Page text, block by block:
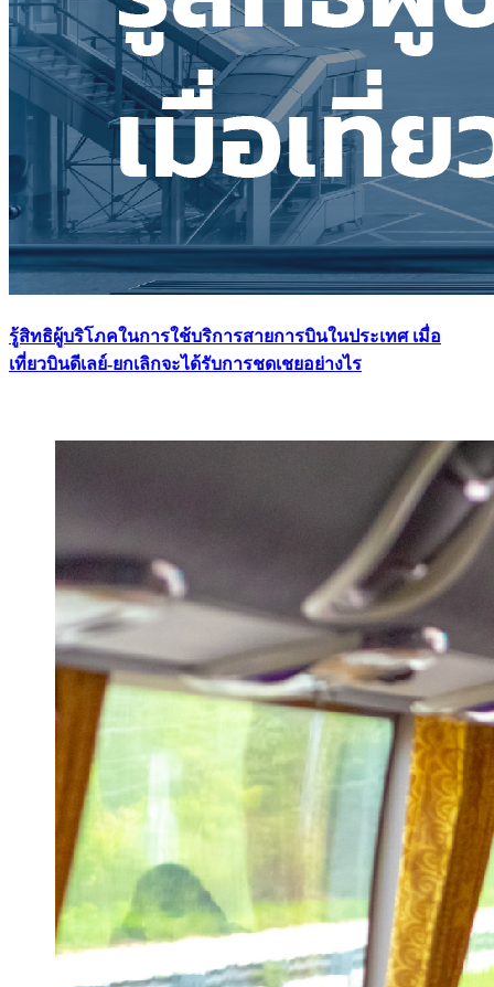
รู้สิทธิผู้บริโภคในการใช้บริการสายการบินในประเทศ เมื่อ
เที่ยวบินดีเลย์-ยกเลิกจะได้รับการชดเชยอย่างไร